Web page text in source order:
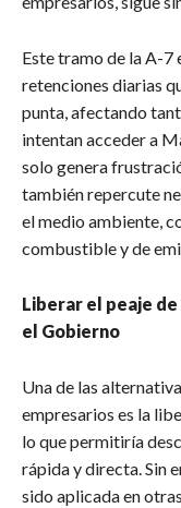
Este tramo de la A-7
retenciones diarias
punta, afectando
intentan acceder a
solo genera
también repercute
el medio ambiente,
combustible y de
Liberar el peaje
el Gobierno
Una de las
empresarios es la
lo que permitiría
rápida y directa. Sin
sido aplicada en